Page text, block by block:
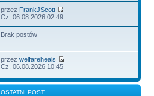
przez FrankJScott
Cz, 06.08.2026 02:49
Brak postów
przezwelfareheals
Cz, 06.08.2026 10:45
OSTATNI POST